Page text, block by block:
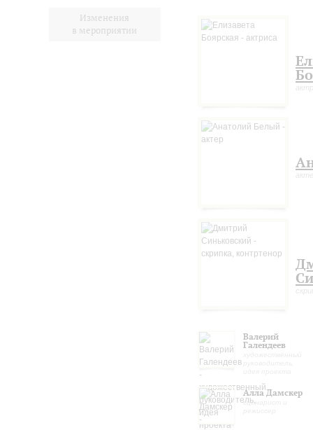
Изменения
в мероприятии
важнейших смысловых
одновременно становится
часть целого,
Марина Цветаева
метафизическим и с самой
скрипки исполняет
Галендеев, драматург и
Валерий
Галендеев
Алла Дамскер
сценарист и